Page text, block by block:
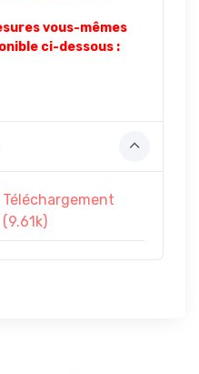
vous-mêmes
ci-dessous :
Téléchargement
(9.61k)